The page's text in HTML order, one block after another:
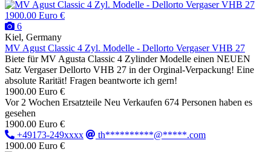
1900.00 Euro €
6
Kiel, Germany
MV Agust Classic 4 Zyl. Modelle - Dellorto Vergaser VHB 27
Biete für MV Agusta Classic 4 Zylinder Modelle einen NEUEN
Satz Vergaser Dellorto VHB 27 in der Orginal-Verpackung! Eine
absolute Rarität! Fragen beantworte ich gern!
1900.00 Euro €
Vor 2 Wochen Ersatzteile Neu Verkaufen 674 Personen haben es
gesehen
1900.00 Euro €
+49173-249xxxx
th**********@*****.com
1900.00 Euro €